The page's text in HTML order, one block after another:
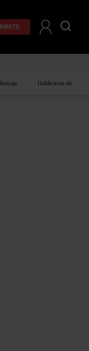
Hablemos de